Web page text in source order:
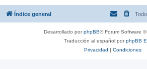
Índice general
Desarrollado porphpBB® Forum Software
Traducción al español porphpBB
Privacidad | Condiciones